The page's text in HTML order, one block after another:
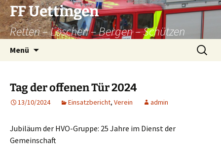
Zum
Inhalt
springen
FF Uettingen
Retten – Löschen – Bergen – Schützen
Menü
Suchen
nach:
Tag der offenen Tür 2024
13/10/2024 Einsatzbericht, Verein admin
Jubiläum der HVO-Gruppe: 25 Jahre im Dienst der
Gemeinschaft